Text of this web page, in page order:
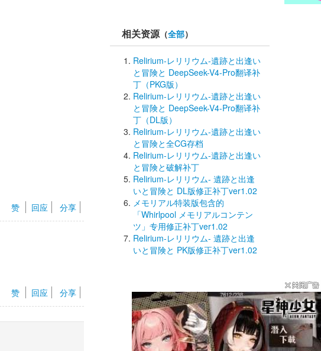
赞 回应 分享
赞 回应 分享
相关资源（全部）
Relirium-レリリウム-遺跡と出逢い
と冒険と DeepSeek-V4-Pro翻译补
丁（PKG版）
Relirium-レリリウム-遺跡と出逢い
と冒険と DeepSeek-V4-Pro翻译补
丁（DL版）
Relirium-レリリウム-遺跡と出逢い
と冒険と全CG存档
Relirium-レリリウム-遺跡と出逢い
と冒険と破解补丁
Relirium-レリリウム- 遺跡と出逢
いと冒険と DL版修正补丁ver1.02
メモリアル特装版包含的
「Whirlpool メモリアルコンテン
ツ」专用修正补丁ver1.02
Relirium-レリリウム- 遺跡と出逢
いと冒険と PK版修正补丁ver1.02